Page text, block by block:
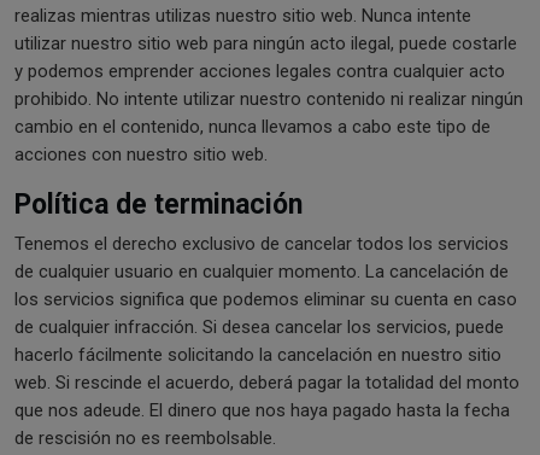
realizas mientras utilizas nuestro sitio web. Nunca intente
utilizar nuestro sitio web para ningún acto ilegal, puede costarle
y podemos emprender acciones legales contra cualquier acto
prohibido. No intente utilizar nuestro contenido ni realizar ningún
cambio en el contenido, nunca llevamos a cabo este tipo de
acciones con nuestro sitio web.
Política de terminación
Tenemos el derecho exclusivo de cancelar todos los servicios
de cualquier usuario en cualquier momento. La cancelación de
los servicios significa que podemos eliminar su cuenta en caso
de cualquier infracción. Si desea cancelar los servicios, puede
hacerlo fácilmente solicitando la cancelación en nuestro sitio
web. Si rescinde el acuerdo, deberá pagar la totalidad del monto
que nos adeude. El dinero que nos haya pagado hasta la fecha
de rescisión no es reembolsable.